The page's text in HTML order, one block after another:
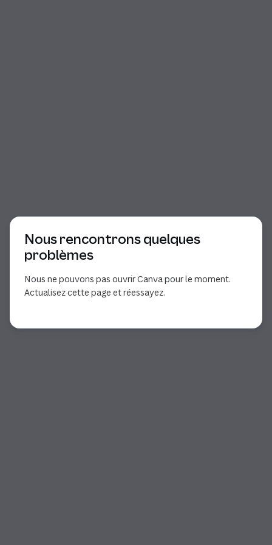
Nous rencontrons quelques
problèmes
Nous ne pouvons pas ouvrir Canva pour le moment.
Actualisez cette page et réessayez.